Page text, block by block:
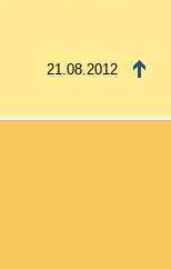
21.08.2012